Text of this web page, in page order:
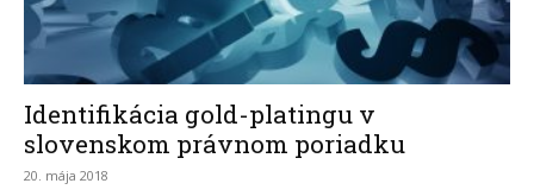
Identifikácia gold-platingu v
slovenskom právnom poriadku
20. mája 2018